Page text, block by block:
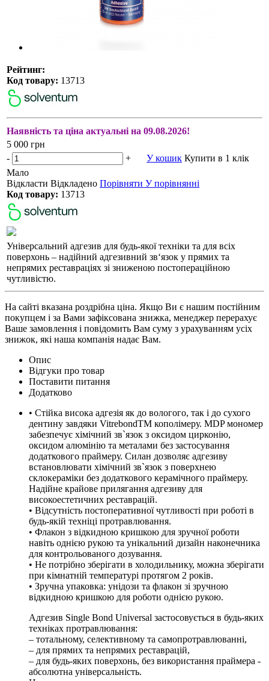
Рейтинг:
Код товару: 13713
Наявність та ціна актуальні на 09.08.2026!
5 000 грн
-
+ У кошик Купити в 1 клік
Мало
Відкласти Відкладено Порівняти У порівнянні
Код товару: 13713
Універсальний адгезив для будь-якої техніки та для всіх
поверхонь – надійний адгезивний зв‘язок у прямих та
непрямих реставраціях зі зниженою постопераційною
чутливістю.
На сайті вказана роздрібна ціна. Якщо Ви є нашим постійним
покупцем і за Вами зафіксована знижка, менеджер перерахує
Ваше замовлення і повідомить Вам суму з урахуванням усіх
знижок, які наша компанія надає Вам.
Опис
Відгуки про товар
Поставити питання
Додатково
• Стійка висока адгезія як до вологого, так і до сухого
дентину завдяки VitrebondTM кополімеру. MDP мономер
забезпечує хімічний зв`язок з оксидом цирконію,
оксидом алюмінію та металами без застосування
додаткового праймеру. Силан дозволяє адгезиву
встановлювати хімічний зв`язок з поверхнею
склокераміки без додаткового керамічного праймеру.
Надійне крайове прилягання адгезиву для
високоестетичних реставрацій.
• Відсутність постоперативної чутливості при роботі в
будь-якій техніці протравлювання.
• Флакон з відкидною кришкою для зручної роботи
навіть однією рукою та унікальний дизайн наконечника
для контрольованого дозування.
• Не потрібно зберігати в холодильнику, можна зберігати
при кімнатній температурі протягом 2 років.
• Зручна упаковка: унідози та флакон зі зручною
відкидною кришкою для роботи однією рукою.
Адгезив Single Bond Universal застосовується в будь-яких
техніках протравлювання:
– тотальному, селективному та самопротравлюванні,
– для прямих та непрямих реставрацій,
– для будь-яких поверхонь, без використання праймера -
абсолютна універсальність.